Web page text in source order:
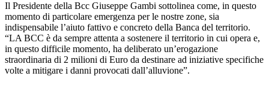
Il Presidente della Bcc Giuseppe Gambi sottolinea come, in questo
momento di particolare emergenza per le nostre zone, sia
indispensabile l’aiuto fattivo e concreto della Banca del territorio.
“LA BCC è da sempre attenta a sostenere il territorio in cui opera e,
in questo difficile momento, ha deliberato un’erogazione
straordinaria di 2 milioni di Euro da destinare ad iniziative specifiche
volte a mitigare i danni provocati dall’alluvione”.